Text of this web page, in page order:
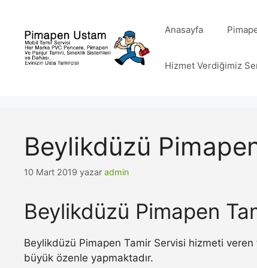
Anasayfa
Hizmet Verdiğimiz
Beylikdüzü
10 Mart 2019 yazar admin
Beylikdüzü Pimapen
Beylikdüzü Pimapen Tamir Servisi hizmeti
büyük özenle yapmaktadır.